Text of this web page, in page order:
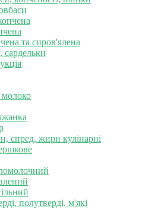
та сиров'ялена
сардельки
спред, жири кулінарні
полутверді, м'які